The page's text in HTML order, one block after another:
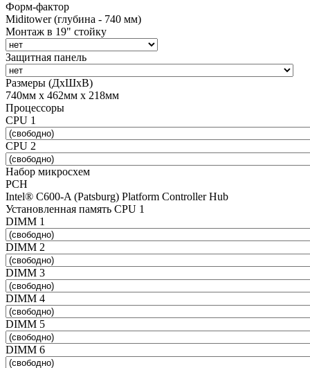
Форм-фактор
Miditower (глубина - 740 мм)
Монтаж в 19" стойку
Защитная панель
Размеры (ДхШхВ)
740мм х 462мм х 218мм
Процессоры
CPU 1
CPU 2
Набор микросхем
PCH
Intel® C600-A (Patsburg) Platform Controller Hub
Установленная память CPU 1
DIMM 1
DIMM 2
DIMM 3
DIMM 4
DIMM 5
DIMM 6